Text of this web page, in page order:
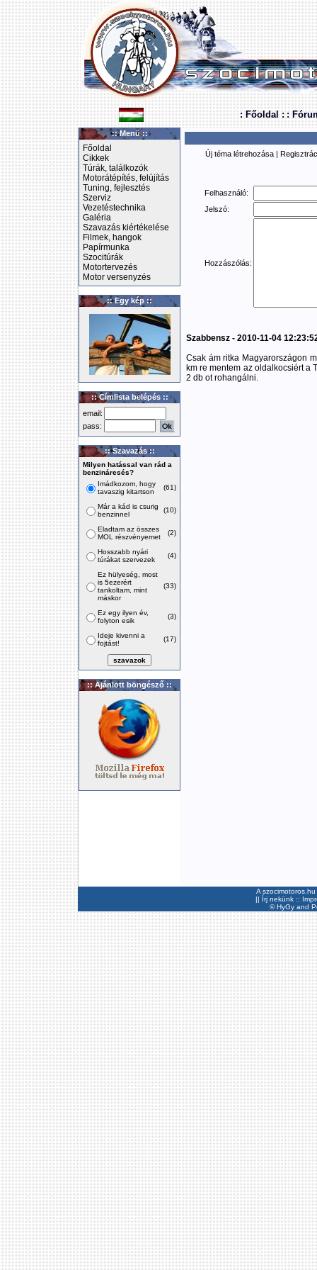
: Főoldal : :
:: Menü ::
Főoldal
Cikkek
Túrák, találkozók
Motorátépítés, felújítás
Tuning, fejlesztés
Szerviz
Vezetéstechnika
Galéria
Szavazás kiértékelése
Filmek, hangok
Papírmunka
Szocitúrák
Motortervezés
Motor versenyzés
:: Egy kép ::
:: Címlista belépés ::
email:
pass:
:: Szavazás ::
Milyen hatással van rád a
benzináresés?
Imádkozom, hogy
tavaszig kitartson
(61)
Már a kád is csurig
benzinnel
(10)
Eladtam az összes
MOL részvényemet
(2)
Hosszabb nyári
túrákat szervezek
(4)
Ez hülyeség, most
is 5ezerért
tankoltam, mint
máskor
(33)
Ez egy ilyen év,
folyton esik
(3)
Ideje kivenni a
fojtást!
(17)
:: Ajánlott böngésző ::
Új téma létrehozása |
Felhasználó:
Jelszó:
Hozzászólás:
Szabbensz - 2010-11-04
Csak ám ritka Magyarországon
km re mentem az oldalkocsiért a
2 db ot rohangálni.
A
|| Írj nekünk ::
©HyGyand